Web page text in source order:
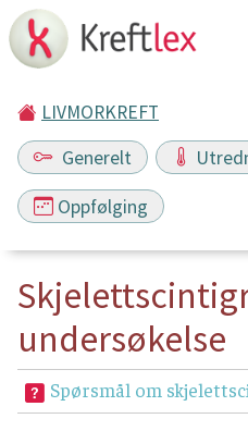
LIVMORKREFT
Generelt
Oppfølging
undersøkelse
Spørsmål om